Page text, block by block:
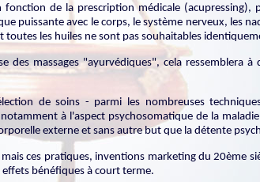
de la prescription médicale (acupressing),
puissante avec le corps, le système nerveux, les
les huiles ne sont pas souhaitables
massages "ayurvédiques", cela ressemblera à
de soins - parmi les nombreuses
à l'aspect psychosomatique de la
externe et sans autre but que la détente
ces pratiques, inventions marketing du 20ème
bénéfiques à court terme.